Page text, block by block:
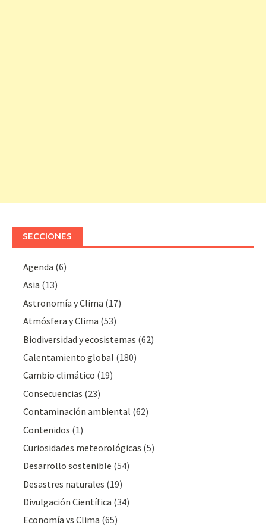
SECCIONES
Agenda (6)
Asia (13)
Astronomía y Clima (17)
Atmósfera y Clima (53)
Biodiversidad y ecosistemas (62)
Calentamiento global (180)
Cambio climático (19)
Consecuencias (23)
Contaminación ambiental (62)
Contenidos (1)
Curiosidades meteorológicas (5)
Desarrollo sostenible (54)
Desastres naturales (19)
Divulgación Cientí­fica (34)
Economía vs Clima (65)